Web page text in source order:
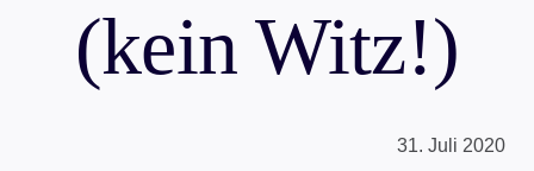
(kein Witz!)
31. Juli 2020